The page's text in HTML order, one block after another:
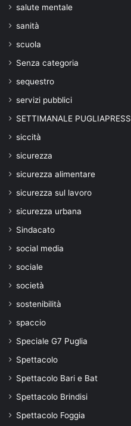
salute mentale
sanità
scuola
Senza categoria
sequestro
servizi pubblici
SETTIMANALE PUGLIAPRESS
siccità
sicurezza
sicurezza alimentare
sicurezza sul lavoro
sicurezza urbana
Sindacato
social media
sociale
società
sostenibilità
spaccio
Speciale G7 Puglia
Spettacolo
Spettacolo Bari e Bat
Spettacolo Brindisi
Spettacolo Foggia